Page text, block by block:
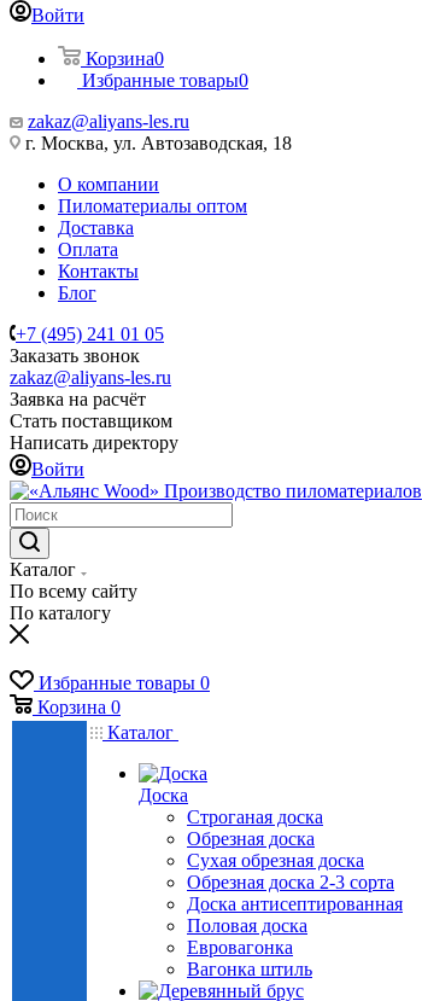
Войти
Корзина0
Избранные товары0
zakaz@aliyans-les.ru
г. Москва, ул. Автозаводская, 18
О компании
Пиломатериалы оптом
Доставка
Оплата
Контакты
Блог
+7 (495) 241 01 05
Заказать звонок
zakaz@aliyans-les.ru
Заявка на расчёт
Стать поставщиком
Написать директору
Войти
Производство пиломатериалов
Каталог
По всему сайту
По каталогу
Избранные товары 0
Корзина 0
Каталог
Доска
Строганая доска
Обрезная доска
Сухая обрезная доска
Обрезная доска 2-3 сорта
Доска антисептированная
Половая доска
Евровагонка
Вагонка штиль